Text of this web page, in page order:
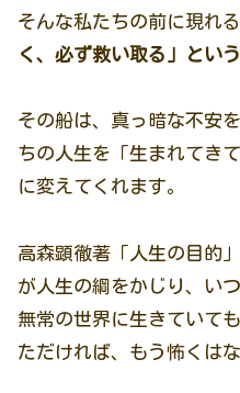
そんな私たちの前に現れる
く、必ず救い取る」とい
その船は、真っ暗な不安
ちの人生を「生まれてき
に変えてくれます。
高森顕徹著「人生の目的
が人生の綱をかじり、い
無常の世界に生きていて
ただければ、もう怖くは